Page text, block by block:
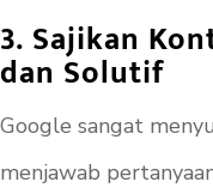
3. Sajikan
dan Solutif
Google sangat
menjawab